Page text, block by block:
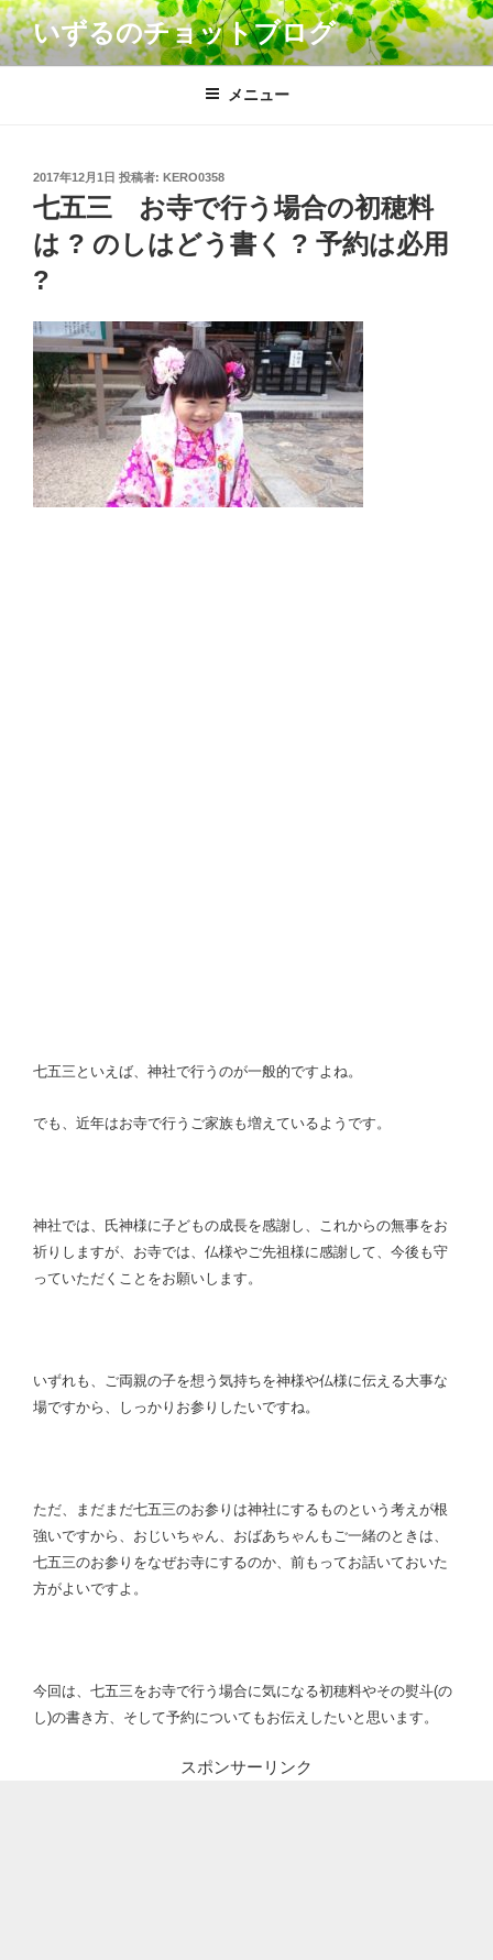
コ
ン
テ
いずるのチョットブログ
メニュー
投
稿
日:
2017年12月1日 投稿者: KERO0358
七五三 お寺で行う場合の初穂料
は ? のしはどう書く ? 予約は必用
?
七五三といえば、神社で行うのが一般的ですよね。
でも、近年はお寺で行うご家族も増えているようです。
神社では、氏神様に子どもの成長を感謝し、これからの無事をお
祈りしますが、お寺では、仏様やご先祖様に感謝して、今後も守
っていただくことをお願いします。
いずれも、ご両親の子を想う気持ちを神様や仏様に伝える大事な
場ですから、しっかりお参りしたいですね。
ただ、まだまだ七五三のお参りは神社にするものという考えが根
強いですから、おじいちゃん、おばあちゃんもご一緒のときは、
七五三のお参りをなぜお寺にするのか、前もってお話いておいた
方がよいですよ。
今回は、七五三をお寺で行う場合に気になる初穂料やその熨斗(の
し)の書き方、そして予約についてもお伝えしたいと思います。
スポンサーリンク